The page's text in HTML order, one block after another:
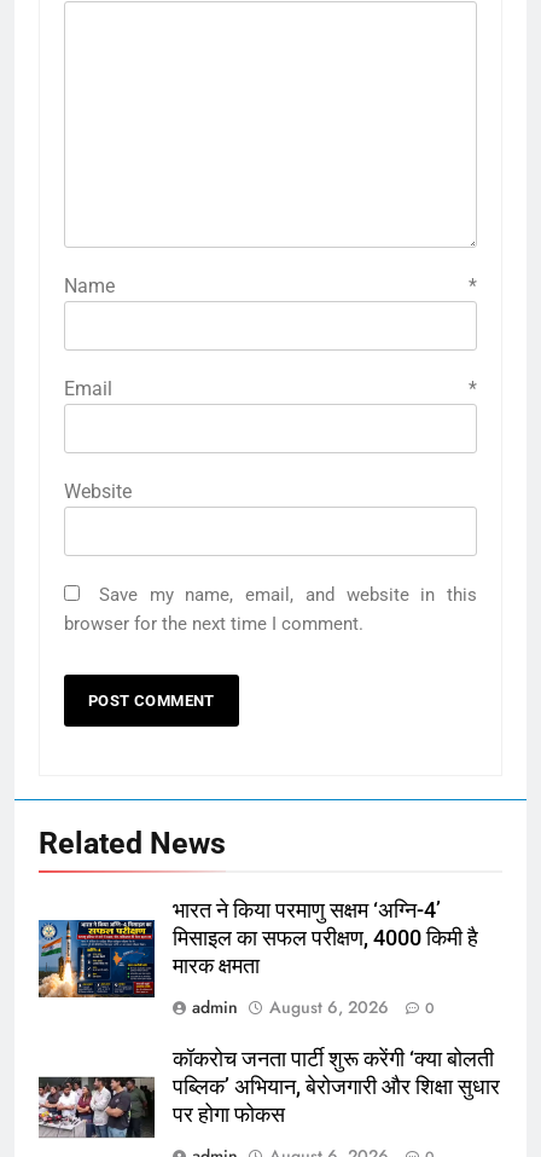
Name *
Email *
Website
Save my name, email, and website in this
browser for the next time I comment.
Related News
भारत ने किया परमाणु सक्षम ‘अग्नि-4’
मिसाइल का सफल परीक्षण, 4000 किमी है
मारक क्षमता
admin
August 6, 2026 0
कॉकरोच जनता पार्टी शुरू करेंगी ‘क्या बोलती
पब्लिक’ अभियान, बेरोजगारी और शिक्षा सुधार
पर होगा फोकस